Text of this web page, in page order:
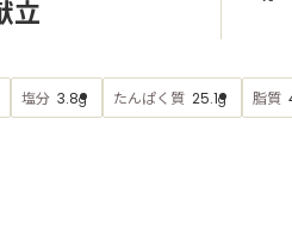
立
塩分 3.8g たんぱく質 25.1g 脂質